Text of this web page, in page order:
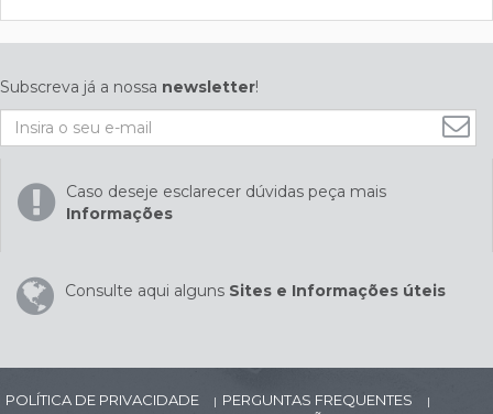
Subscreva já a nossa newsletter!
Caso deseje esclarecer dúvidas peça mais
Informações
Consulte aqui alguns Sites e Informações úteis
POLÍTICA DE PRIVACIDADE | PERGUNTAS FREQUENTES |